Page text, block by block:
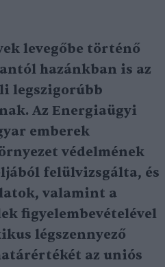
levegőbe történő
hazánkban is az
legszigorúbb
Az Energiaügyi
emberek
védelmének
felülvizsgálta, és
valamint a
figyelembevételével
légszennyező
az uniós